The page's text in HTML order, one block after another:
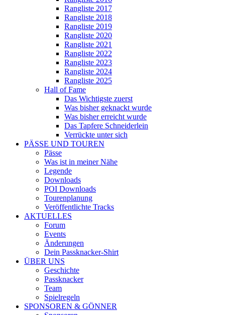
Rangliste 2017
Rangliste 2018
Rangliste 2019
Rangliste 2020
Rangliste 2021
Rangliste 2022
Rangliste 2023
Rangliste 2024
Rangliste 2025
Hall of Fame
Das Wichtigste zuerst
Was bisher geknackt wurde
Was bisher erreicht wurde
Das Tapfere Schneiderlein
Verrückte unter sich
PÄSSE UND TOUREN
Pässe
Was ist in meiner Nähe
Legende
Downloads
POI Downloads
Tourenplanung
Veröffentlichte Tracks
AKTUELLES
Forum
Events
Änderungen
Dein Passknacker-Shirt
ÜBER UNS
Geschichte
Passknacker
Team
Spielregeln
SPONSOREN & GÖNNER